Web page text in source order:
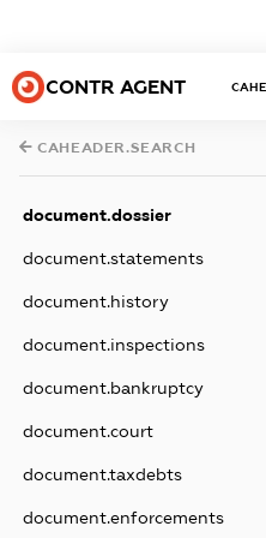
CONTR AGENT
CAHEADER.SEARCH
document.dossier
document.statements
document.history
document.inspections
document.bankruptcy
document.court
document.taxdebts
document.enforcements